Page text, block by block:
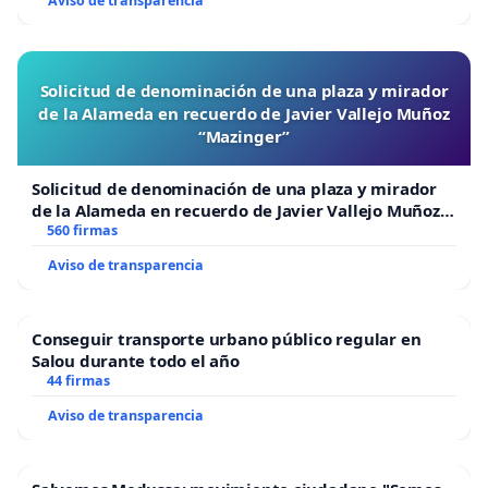
multiplicaría el efecto en conjunción con la solución
Problema 2 - Falta de personal arbitral
adecuado.
Toda vez que los árbitros son necesarios para el
correcto desarrollo de la competición, se requiere
personal arbitral suficiente, formado, capaz y
diligente. En este campeonato, el equipo arbitral
Ridon (que, a falta de blancos electrónicos, agiliza
la ejecución). También contenía individuos con
limitaciones de movimiento (incluso alguno se
Solicitud de denominación de una plaza y mirador
de la Alameda en recuerdo de Javier Vallejo Muñoz
“Mazinger”
Solicitud de denominación de una plaza y mirador
de la Alameda en recuerdo de Javier Vallejo Muñoz
“Mazinger”
560 firmas
Aviso de transparencia
Conseguir transporte urbano público regular en
Salou durante todo el año
44 firmas
Aviso de transparencia